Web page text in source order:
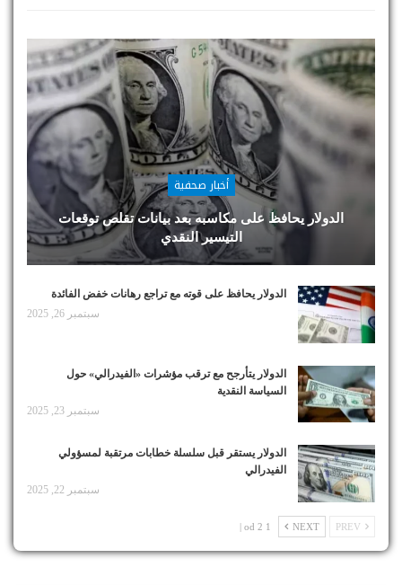
أخبار صحفية
الدولار يحافظ على مكاسبه بعد بيانات تقلص توقعات
التيسير النقدي
الدولار يحافظ على قوته مع تراجع رهانات خفض الفائدة
سبتمبر 26, 2025
الدولار يتأرجح مع ترقب مؤشرات «الفيدرالي» حول
السياسة النقدية
سبتمبر 23, 2025
الدولار يستقر قبل سلسلة خطابات مرتقبة لمسؤولي
الفيدرالي
سبتمبر 22, 2025
NEXT
1 od 2 |